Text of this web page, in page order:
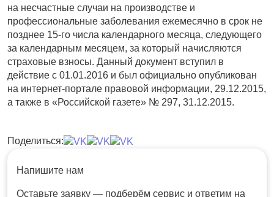
на несчастные случаи на производстве и
профессиональные заболевания ежемесячно в срок не
позднее 15-го числа календарного месяца, следующего
за календарным месяцем, за который начисляются
страховые взносы. Данный документ вступил в
действие с 01.01.2016 и был официально опубликован
на интернет-портале правовой информации, 29.12.2015,
а также в «Российской газете» № 297, 31.12.2015.
Напишите нам
Оставьте заявку — подберём сервис и ответим на
Поделиться: